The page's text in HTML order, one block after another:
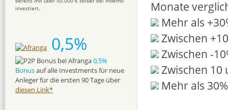
Monate
Mehr als
Zwischen
Zwischen -
Zwischen 10
Mehr als
investiert.
0,5%
0,5%
Bonusauf alle Investments für neue
Anleger für die ersten 90 Tage über
diesen Link*